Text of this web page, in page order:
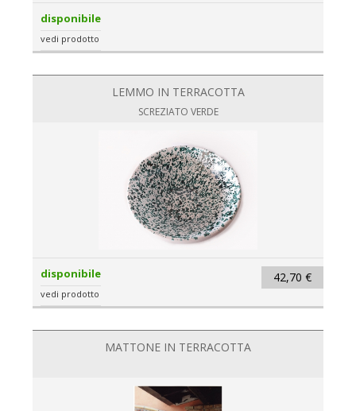
disponibile
vedi prodotto
LEMMO IN TERRACOTTA
SCREZIATO VERDE
42,70 €
disponibile
vedi prodotto
MATTONE IN TERRACOTTA